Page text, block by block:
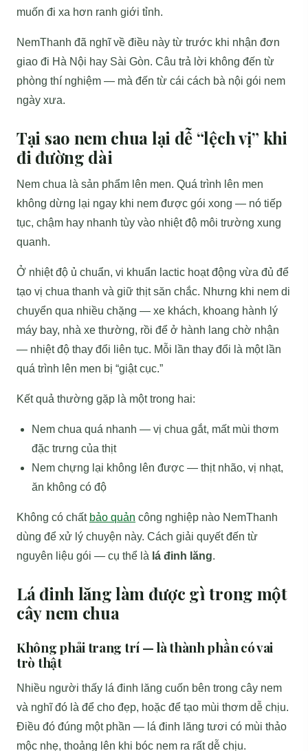
muốn đi xa hơn ranh giới tỉnh.
NemThanh đã nghĩ về điều này từ trước khi nhận đơn
giao đi Hà Nội hay Sài Gòn. Câu trả lời không đến từ
phòng thí nghiệm — mà đến từ cái cách bà nội gói nem
ngày xưa.
Tại sao nem chua lại dễ “lệch vị” khi
đi đường dài
Nem chua là sản phẩm lên men. Quá trình lên men
không dừng lại ngay khi nem được gói xong — nó tiếp
tục, chậm hay nhanh tùy vào nhiệt độ môi trường xung
quanh.
Ở nhiệt độ ủ chuẩn, vi khuẩn lactic hoạt động vừa đủ để
tạo vị chua thanh và giữ thịt săn chắc. Nhưng khi nem di
chuyển qua nhiều chặng — xe khách, khoang hành lý
máy bay, nhà xe thường, rồi để ở hành lang chờ nhận
— nhiệt độ thay đổi liên tục. Mỗi lần thay đổi là một lần
quá trình lên men bị “giật cục.”
Kết quả thường gặp là một trong hai:
Nem chua quá nhanh — vị chua gắt, mất mùi thơm
đặc trưng của thịt
Nem chựng lại không lên được — thịt nhão, vị nhạt,
ăn không có độ
Không có chất bảo quản công nghiệp nào NemThanh
dùng để xử lý chuyện này. Cách giải quyết đến từ
nguyên liệu gói — cụ thể là lá đinh lăng.
Lá đinh lăng làm được gì trong một
cây nem chua
Không phải trang trí — là thành phần có vai
trò thật
Nhiều người thấy lá đinh lăng cuốn bên trong cây nem
và nghĩ đó là để cho đẹp, hoặc để tạo mùi thơm dễ chịu.
Điều đó đúng một phần — lá đinh lăng tươi có mùi thảo
mộc nhẹ, thoảng lên khi bóc nem ra rất dễ chịu.